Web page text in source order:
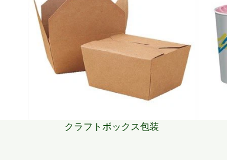
クラフトボックス包装